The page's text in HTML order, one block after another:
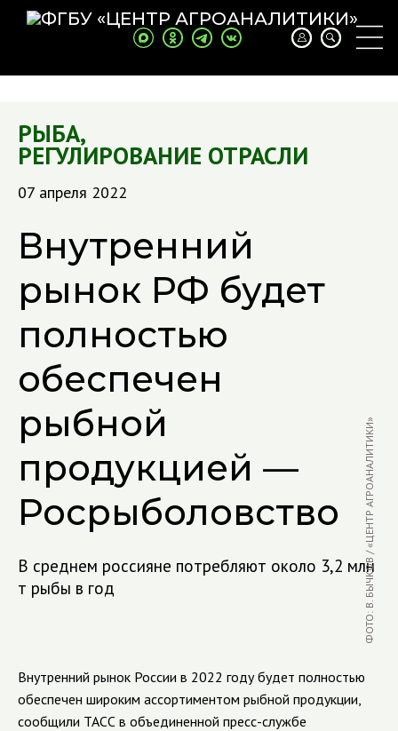
РЫБА,
РЕГУЛИРОВАНИЕ ОТРАСЛИ
07 апреля 2022
Внутренний
рынок РФ будет
полностью
обеспечен
рыбной
продукцией —
Росрыболовство
В среднем россияне потребляют около 3,2 млн
т рыбы в год
ФОТО: В. БЫЧКОВ / «ЦЕНТР АГРОАНАЛИТИКИ»
Внутренний рынок России в 2022 году будет полностью
обеспечен широким ассортиментом рыбной продукции,
сообщили ТАСС в объединенной пресс-службе